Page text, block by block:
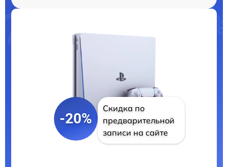
-20%
Скидка по
предварительной
записи на сайте